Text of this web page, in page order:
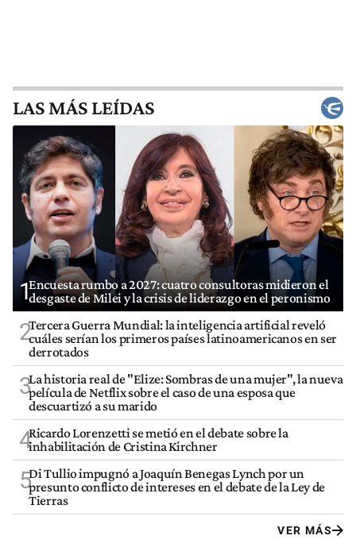
LAS MÁS LEÍDAS
1Encuesta rumbo a 2027: cuatro consultoras midieron el
desgaste de Milei y la crisis de liderazgo en el peronismo
2Tercera Guerra Mundial: la inteligencia artificial reveló
cuáles serían los primeros países latinoamericanos en ser
derrotados
3La historia real de "Elize: Sombras de una mujer", la nueva
película de Netflix sobre el caso de una esposa que
descuartizó a su marido
4Ricardo Lorenzetti se metió en el debate sobre la
inhabilitación de Cristina Kirchner
5Di Tullio impugnó a Joaquín Benegas Lynch por un
presunto conflicto de intereses en el debate de la Ley de
Tierras
VER MÁS